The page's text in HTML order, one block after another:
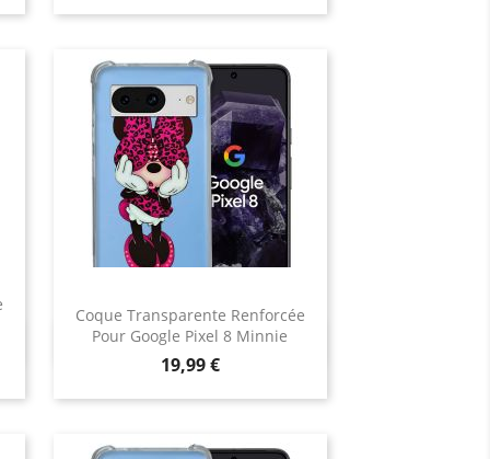
Coque Transparente Renforcée
Pour Google Pixel 8 Minnie
Prix
19,99 €
Aperçu rapide